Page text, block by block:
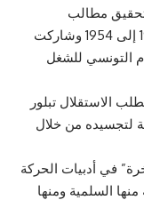
مطالب
التونسيين”. واستمر الكفاح المسلح من 1952 إلى 1954 وشاركت
التونسي للشغل
الاستقلال تبلور
الوطنية لتجسيده من خلال
في أدبيات الحركة
السلمية ومنها